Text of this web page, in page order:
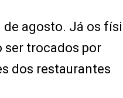
de agosto. Já os
ser trocados por
dos restaurantes